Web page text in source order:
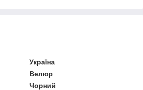
Україна
Велюр
Чорний